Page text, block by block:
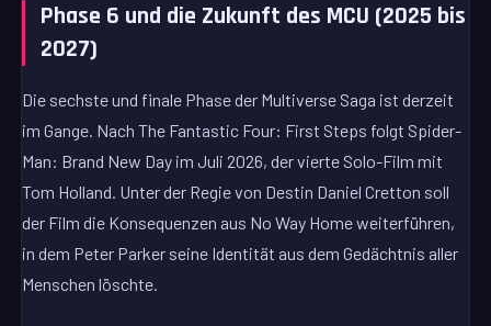
Phase 6 und die Zukunft des MCU (2025 bis
2027)
Die sechste und finale Phase der Multiverse Saga ist derzeit
im Gange. Nach The Fantastic Four: First Steps folgt Spider-
Man: Brand New Day im Juli 2026, der vierte Solo-Film mit
Tom Holland. Unter der Regie von Destin Daniel Cretton soll
der Film die Konsequenzen aus No Way Home weiterführen,
in dem Peter Parker seine Identität aus dem Gedächtnis aller
Menschen löschte.